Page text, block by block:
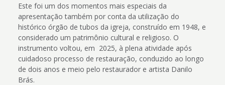
Este foi um dos momentos mais especiais da
apresentação também por conta da utilização do
histórico órgão de tubos da igreja, construído em 1948, e
considerado um patrimônio cultural e religioso. O
instrumento voltou, em 2025, à plena atividade após
cuidadoso processo de restauração, conduzido ao longo
de dois anos e meio pelo restaurador e artista Danilo
Brás.